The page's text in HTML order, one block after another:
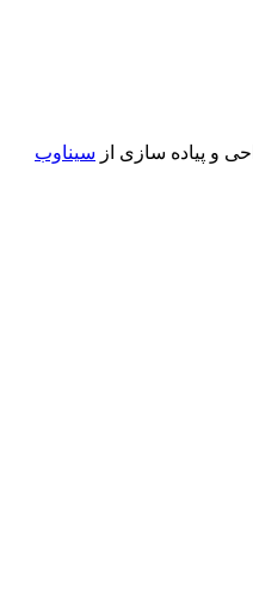
و پیاده سازی از سیناوب